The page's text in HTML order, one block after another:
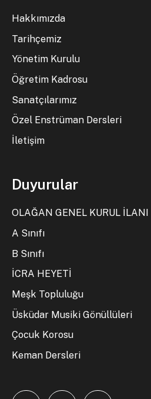
Hakkımızda
Tarihçemiz
Yönetim Kurulu
Öğretim Kadrosu
Sanatçılarımız
Özel Enstrüman Dersleri
İletişim
Duyurular
OLAĞAN GENEL KURUL İLANI
A Sınıfı
B Sınıfı
İCRA HEYETİ
Meşk Topluluğu
Üsküdar Musiki Gönüllüleri
Çocuk Korosu
Keman Dersleri